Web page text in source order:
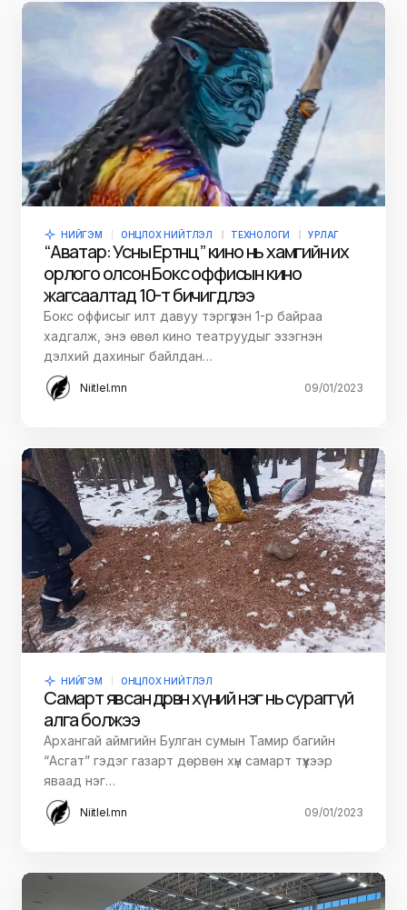
НИЙГЭМ ОНЦЛОХ НИЙТЛЭЛ ТЕХНОЛОГИ УРЛАГ
“Аватар: Усны Ертөнц” кино нь хамгийн их
орлого олсон Бокс оффисын кино
жагсаалтад 10-т бичигдлээ
Бокс оффисыг илт давуу тэргүүлэн 1-р байраа
хадгалж, энэ өвөл кино театруудыг эзэгнэн
дэлхий дахиныг байлдан…
Niitlel.mn 09/01/2023
НИЙГЭМ ОНЦЛОХ НИЙТЛЭЛ
Самарт явсан дөрвөн хүний нэг нь сураггүй
алга болжээ
Архангай аймгийн Булган сумын Тамир багийн
“Асгат” гэдэг газарт дөрвөн хүн самарт түүхээр
яваад нэг…
Niitlel.mn 09/01/2023